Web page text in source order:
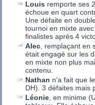
Louis remporte ses
échoue en quart
Une défaite en
tournoi en mixte
finalistes après 4
Alec , remplaçant
était engagé sur les
en mixte non plus
contenu.
Nathan n’a fait que
DH). 3 défaites mais
Léonie , en minime